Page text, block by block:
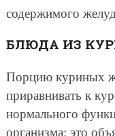
содержимого
БЛЮДА ИЗ
Порцию куриных
приравнивать к
нормального
организма: это